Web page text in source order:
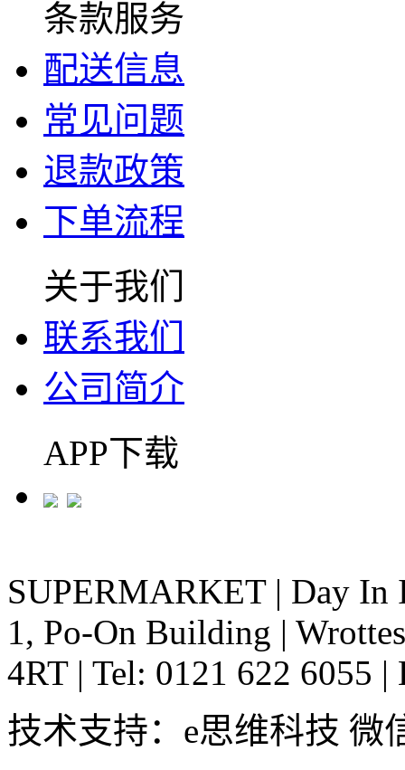
条款服务
配送信息
常见问题
退款政策
下单流程
关于我们
联系我们
公司简介
APP下载
SUPERMARKET | Day In
1, Po-On Building |
4RT | Tel: 0121 622 6055 |
技术支持：e思维科技 微